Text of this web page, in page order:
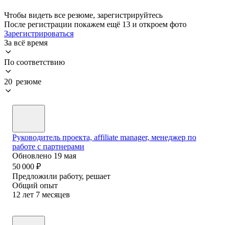
Чтобы видеть все резюме, зарегистрируйтесь
После регистрации покажем ещё 13 и откроем фото
Зарегистрироваться
За всё время
По соответствию
20 резюме
Руководитель проекта, affiliate manager, менеджер по
работе с партнерами
Обновлено 19 мая
50 000 ₽
Предложили работу, решает
Общий опыт
12 лет 7 месяцев